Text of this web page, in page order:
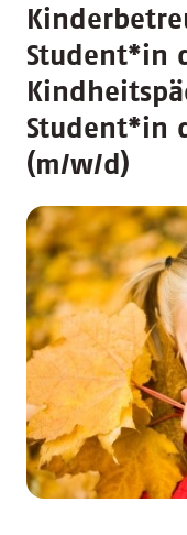
Student*in
Student*in
(m/w/d)